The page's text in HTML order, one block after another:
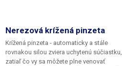
Nerezová krížená pinzeta
Krížená pinzeta - automaticky a stále
rovnakou silou zviera uchytenú súčiastku,
zatiaľ čo vy sa môžete plne venovať